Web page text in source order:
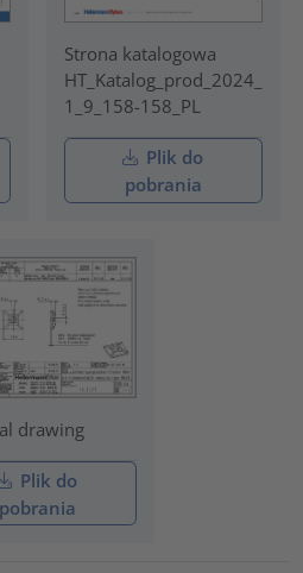
Strona katalogowa
HT_Katalog_prod_2024_
1_9_158-158_PL
Plik do
pobrania
drawing
Plik do
pobrania